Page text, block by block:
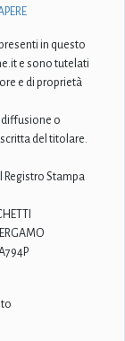
in questo
e sono tutelati
e di proprietà
diffusione o
del titolare.
Stampa